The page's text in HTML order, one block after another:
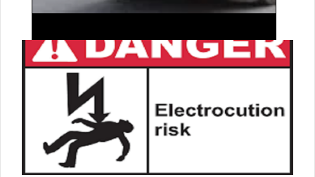
blanches et occupations anarchiques ciblées
Le Commissariat d'arrondissement de la Médina a mené, le 4
août 2026, une vaste opération de sécurisation dans plusieurs
lire plus